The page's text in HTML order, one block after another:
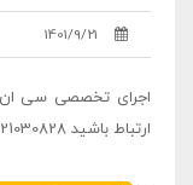
1401/9/21
اجرای تخصصی سی ان
ارتباط باشید 09121030828